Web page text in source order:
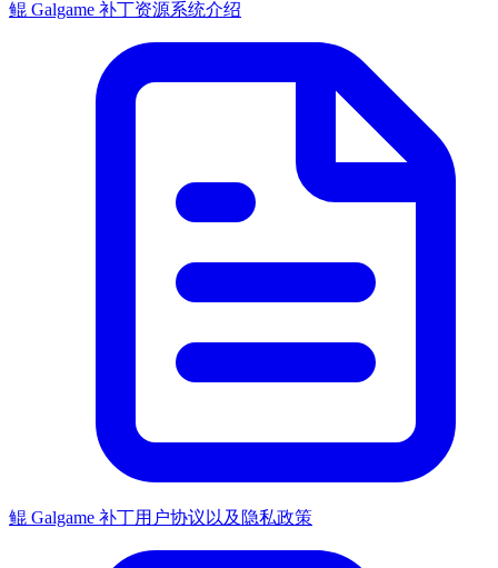
鲲 Galgame 补丁资源系统介绍
鲲 Galgame 补丁用户协议以及隐私政策